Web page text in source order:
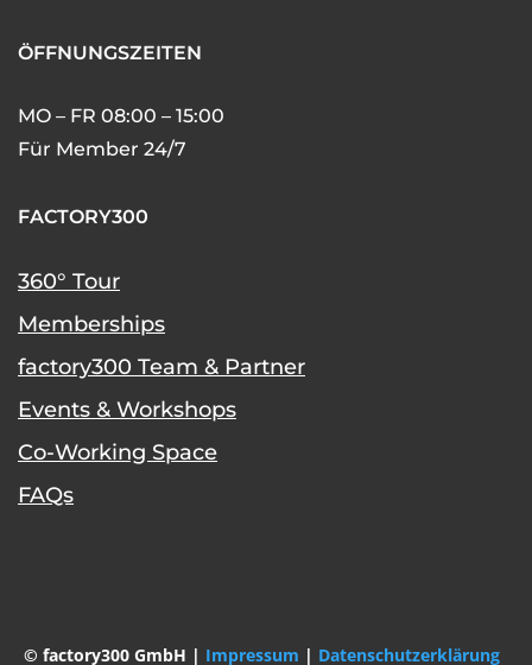
ÖFFNUNGSZEITEN
MO – FR 08:00 – 15:00
Für Member 24/7
FACTORY300
360° Tour
Memberships
factory300 Team & Partner
Events & Workshops
Co-Working Space
FAQs
© factory300 GmbH | Impressum | Datenschutzerklärung